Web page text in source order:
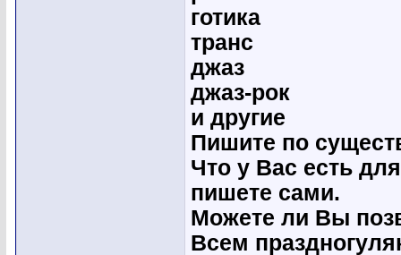
готика
транс
джаз
джаз-рок
и другие
Пишите по
Что у Вас есть
пишете сами.
Можете ли Вы
Всем